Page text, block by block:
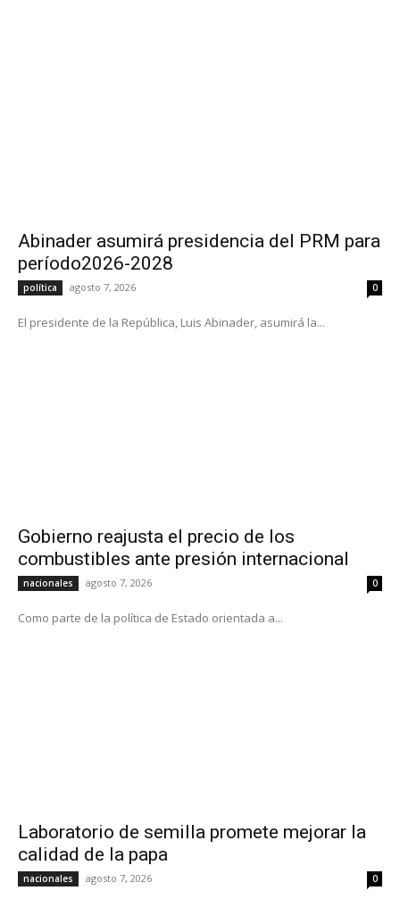
Abinader asumirá presidencia del PRM para
período2026-2028
política agosto 7, 2026 0
El presidente de la República, Luis Abinader, asumirá la...
Gobierno reajusta el precio de los
combustibles ante presión internacional
nacionales agosto 7, 2026 0
Como parte de la política de Estado orientada a...
Laboratorio de semilla promete mejorar la
calidad de la papa
nacionales agosto 7, 2026 0